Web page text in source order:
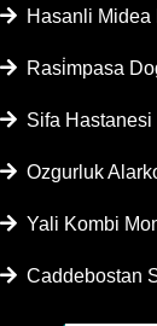
Hasanli Midea
Rasi̇mpasa
Sifa
Ozgurluk
Yali Kombi
Caddebostan